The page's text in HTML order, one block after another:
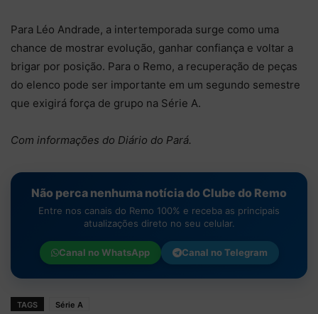
Para Léo Andrade, a intertemporada surge como uma
chance de mostrar evolução, ganhar confiança e voltar a
brigar por posição. Para o Remo, a recuperação de peças
do elenco pode ser importante em um segundo semestre
que exigirá força de grupo na Série A.
Com informações do Diário do Pará.
Não perca nenhuma notícia do Clube do Remo
Entre nos canais do Remo 100% e receba as principais
atualizações direto no seu celular.
Canal noWhatsApp Canal noTelegram
TAGS Série A